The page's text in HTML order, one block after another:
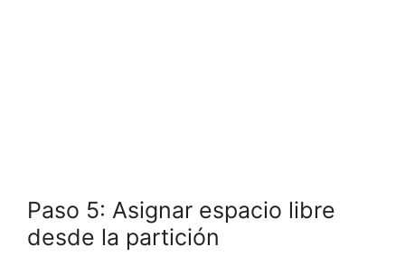
Paso 5: Asignar espacio libre
desde la partición